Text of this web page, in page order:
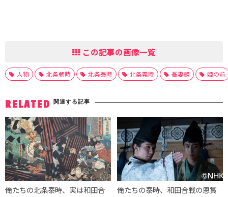
この記事の画像一覧
人物 北条朝時 北条泰時 北条義時 吾妻鏡 姫の前
RELATED 関連する記事
俺たちの北条泰時、実は和田合
俺たちの泰時、和田合戦の恩賞